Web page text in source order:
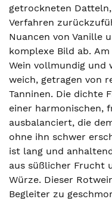
getrockneten
Verfahren
Nuancen von Vanille
komplexe Bild ab.
Wein vollmundig und
weich, getragen von
Tanninen. Die dichte
einer harmonischen,
ausbalanciert, die
ohne ihn schwer
ist lang und
aus süßlicher Frucht
Würze. Dieser
Begleiter zu